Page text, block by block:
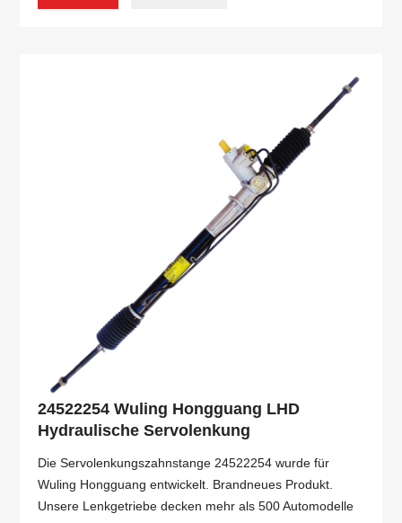
24522254 Wuling Hongguang LHD
Hydraulische Servolenkung
Die Servolenkungszahnstange 24522254 wurde für
Wuling Hongguang entwickelt. Brandneues Produkt.
Unsere Lenkgetriebe decken mehr als 500 Automodelle